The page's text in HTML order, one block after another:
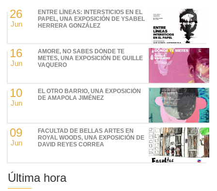
26
Jun
ENTRE LÍNEAS: INTERSTICIOS EN EL
PAPEL, UNA EXPOSICIÓN DE YSABEL
HERRERA GONZÁLEZ
16
Jun
AMORE, NO SABES DÓNDE TE
METES, UNA EXPOSICIÓN DE GUILLE
VAQUERO
10
Jun
EL OTRO BARRIO, UNA EXPOSICIÓN
DE AMAPOLA JIMÉNEZ
09
Jun
FACULTAD DE BELLAS ARTES EN
ROYAL WOODS, UNA EXPOSICIÓN DE
DAVID REYES CORREA
Última hora